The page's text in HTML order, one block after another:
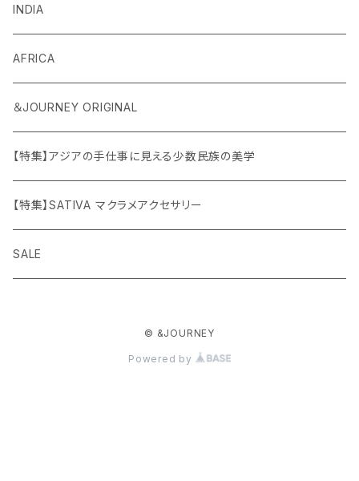
INDIA
AFRICA
＆JOURNEY ORIGINAL
【特集】アジアの手仕事に見える少数民族の美学
【特集】SATIVA マクラメアクセサリー
SALE
© &JOURNEY
Powered by